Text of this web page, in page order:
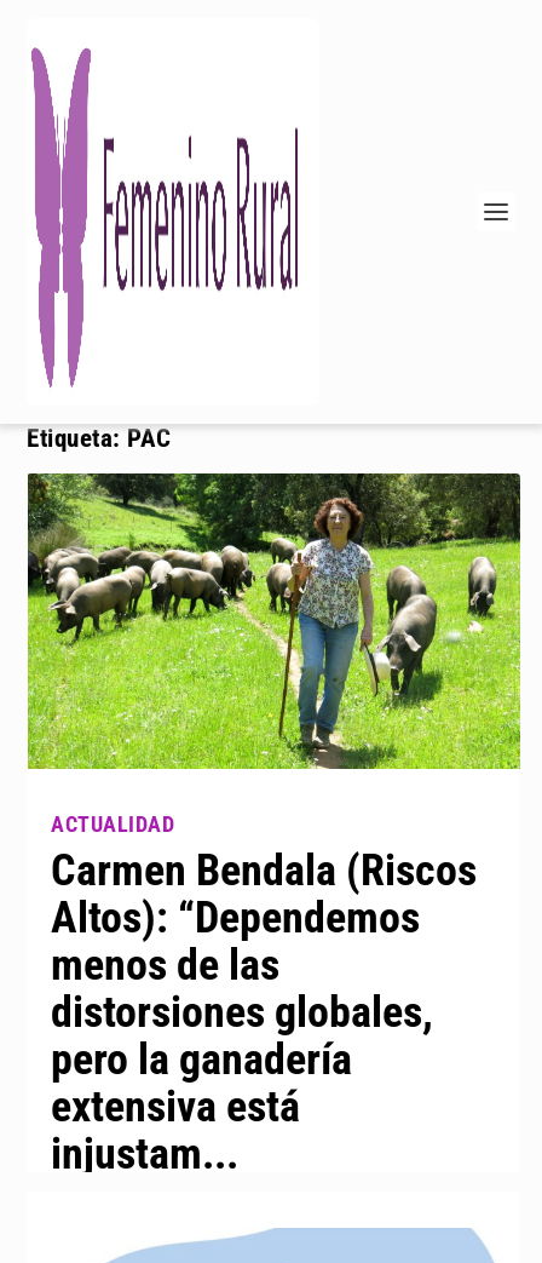
Etiqueta: PAC
Carmen Bendala (Riscos
Altos): “Dependemos
menos de las
distorsiones globales,
pero la ganadería
extensiva está
injustam...